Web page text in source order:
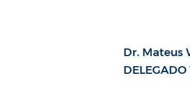
Dr. Mateus
DELEGADO